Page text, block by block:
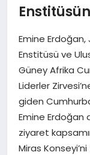
SAĞLIK
EĞITIM
Emine
Enstitüsü ve
Güney Afrika
Liderler
giden
Emine Erdoğan
ziyaret
Miras